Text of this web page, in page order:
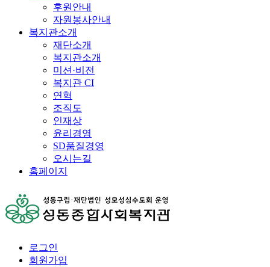
후원안내
자원봉사안내
복지관소개
재단소개
복지관소개
미션·비전
복지관 CI
연혁
조직도
인재상
윤리경영
SD품질경영
오시는길
홈페이지
로그인
회원가입